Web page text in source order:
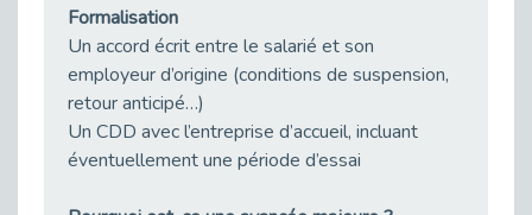
Publié le 11/04/2026
L’alternance pour tous : Cap Emploi 92 et Seine Ouest Entreprise et Emploi mobilisés à Boulogne-Billancourt
Publié le 11/04/2026
Formalisation
Un accord écrit entre le salarié et son
employeur d’origine (conditions de suspension,
retour anticipé…)
Un CDD avec l’entreprise d’accueil, incluant
éventuellement une période d’essai